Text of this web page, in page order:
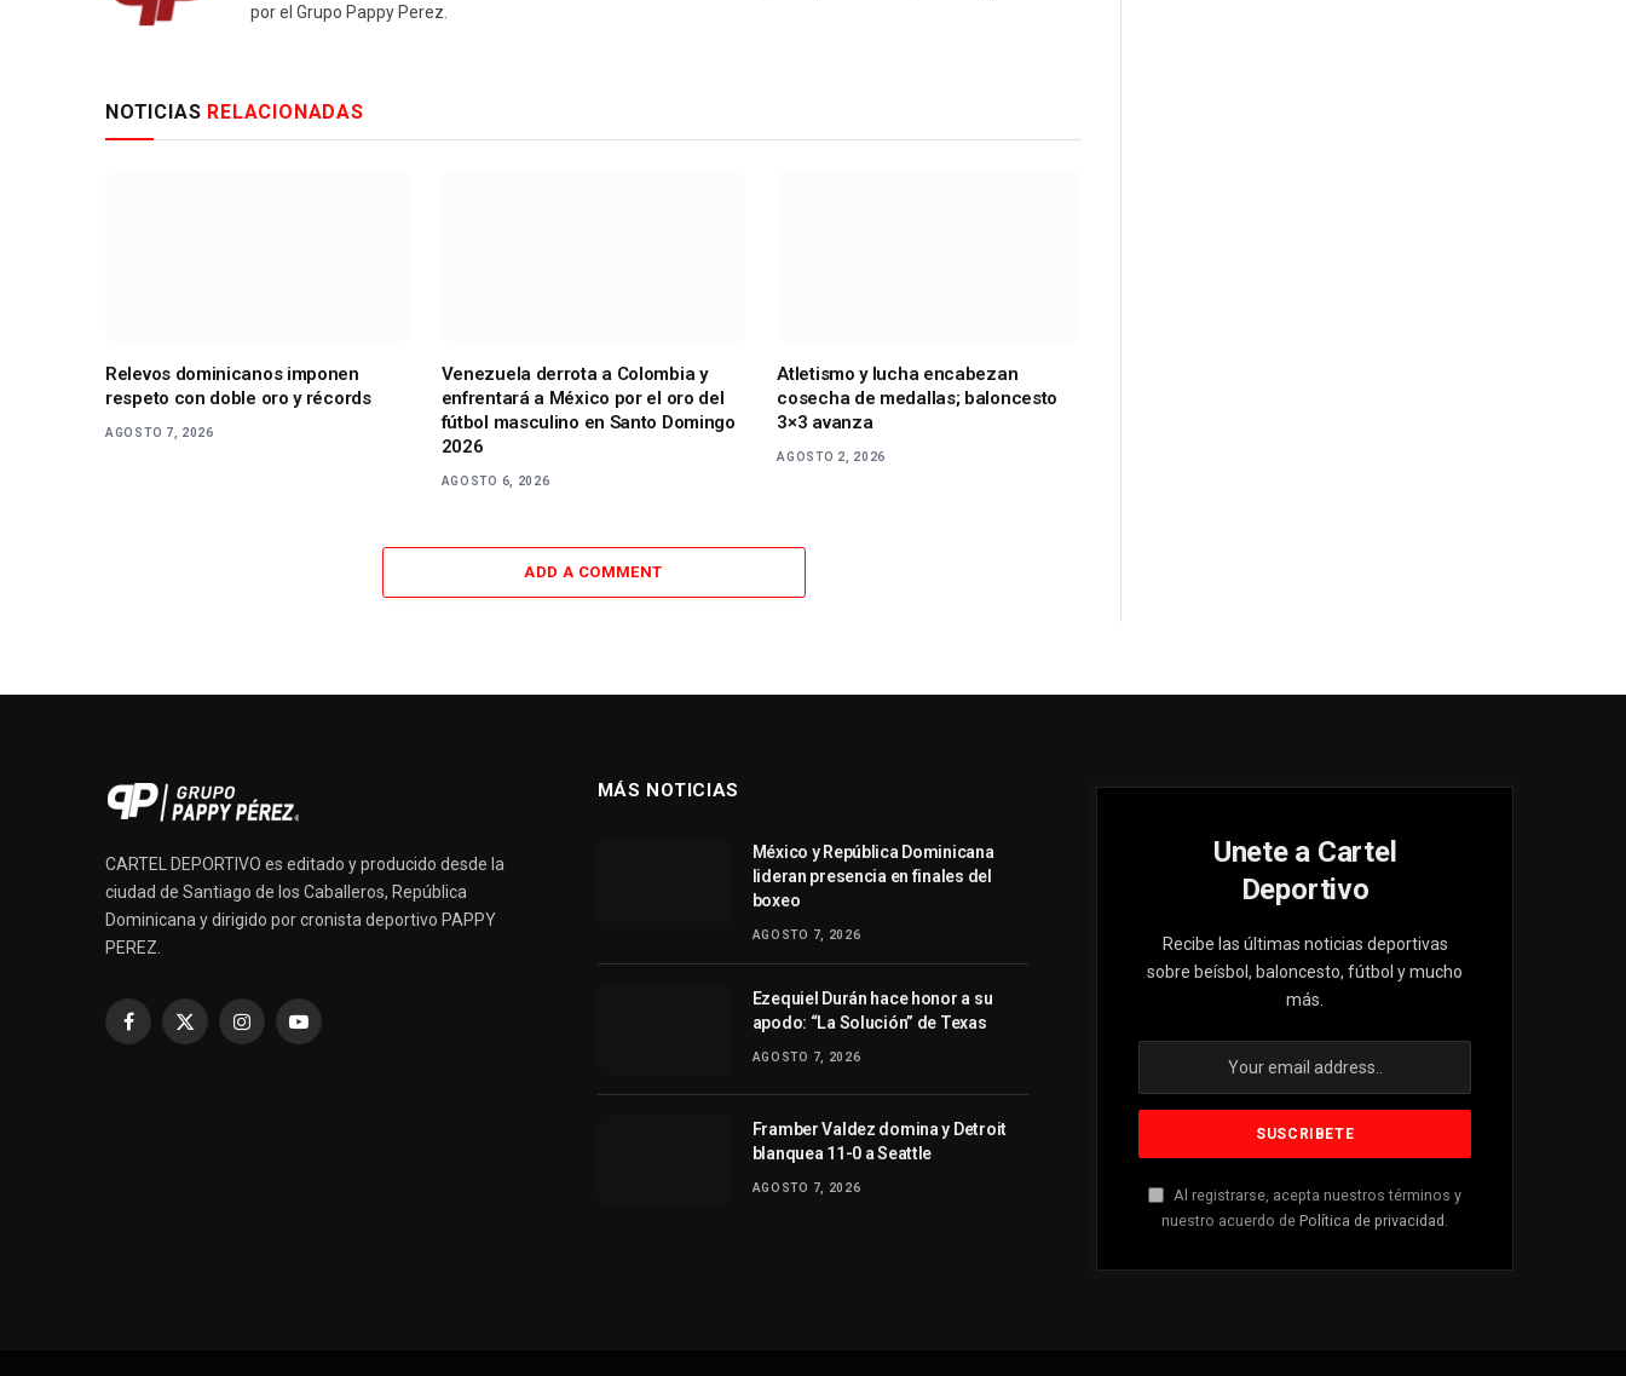
por el Grupo Pappy Perez.
NOTICIAS RELACIONADAS
Relevos dominicanos imponen
respeto con doble oro y récords
AGOSTO 7, 2026
Venezuela derrota a Colombia y
enfrentará a México por el oro del
fútbol masculino en Santo Domingo
2026
AGOSTO 6, 2026
Atletismo y lucha encabezan
cosecha de medallas; baloncesto
3×3 avanza
AGOSTO 2, 2026
ADD A COMMENT
CARTEL DEPORTIVO es editado y producido desde la
ciudad de Santiago de los Caballeros, República
Dominicana y dirigido por cronista deportivo PAPPY
PEREZ.
Facebook
X
InstagramYouTube
MÁS NOTICIAS
México y República Dominicana
lideran presencia en finales del
boxeo
AGOSTO 7, 2026
Ezequiel Durán hace honor a su
apodo: “La Solución” de Texas
AGOSTO 7, 2026
Framber Valdez domina y Detroit
blanquea 11-0 a Seattle
AGOSTO 7, 2026
Unete a Cartel
Deportivo
Recibe las últimas noticias deportivas
sobre beísbol, baloncesto, fútbol y mucho
más.
Al registrarse, acepta nuestros términos y
nuestro acuerdo dePolítica de privacidad .